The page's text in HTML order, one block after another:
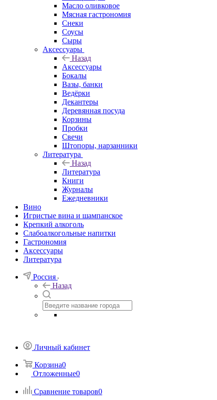
Масло оливковое
Мясная гастрономия
Снеки
Соусы
Сыры
Аксессуары
Назад
Аксессуары
Бокалы
Вазы, банки
Ведёрки
Декантеры
Деревянная посуда
Корзины
Пробки
Свечи
Штопоры, нарзанники
Литература
Назад
Литература
Книги
Журналы
Ежедневники
Вино
Игристые вина и шампанское
Крепкий алкоголь
Слабоалкогольные напитки
Гастрономия
Аксессуары
Литература
Россия
Назад
Личный кабинет
Корзина0
Отложенные0
Сравнение товаров0